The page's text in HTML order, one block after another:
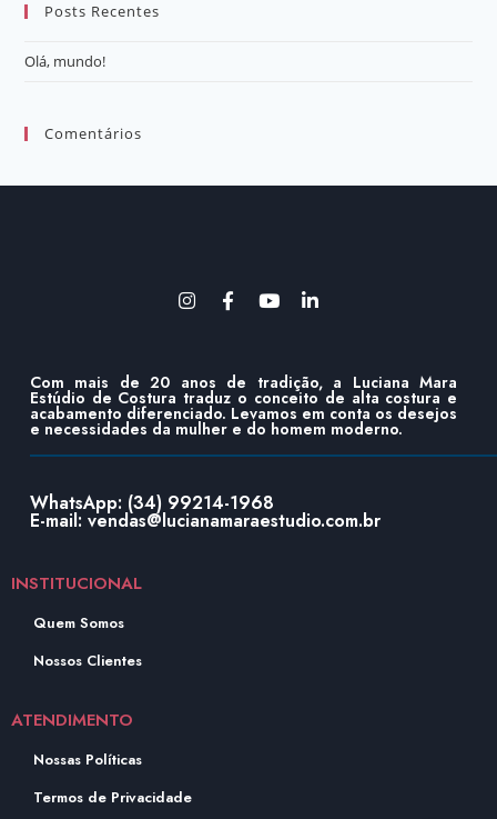
Posts Recentes
Olá, mundo!
Comentários
Com mais de 20 anos de tradição, a Luciana Mara
Estúdio de Costura traduz o conceito de alta costura e
acabamento diferenciado. Levamos em conta os desejos
e necessidades da mulher e do homem moderno.
WhatsApp: (34) 99214-1968
E-mail: vendas@lucianamaraestudio.com.br
INSTITUCIONAL
Quem Somos
Nossos Clientes
ATENDIMENTO
Nossas Políticas
Termos de Privacidade